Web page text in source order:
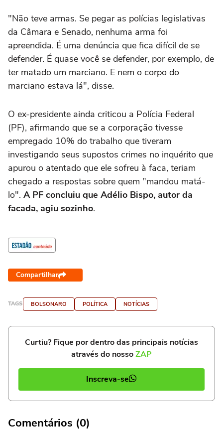
"Não teve armas. Se pegar as polícias legislativas
da Câmara e Senado, nenhuma arma foi
apreendida. É uma denúncia que fica difícil de se
defender. É quase você se defender, por exemplo, de
ter matado um marciano. E nem o corpo do
marciano estava lá", disse.
O ex-presidente ainda criticou a Polícia Federal
(PF), afirmando que se a corporação tivesse
empregado 10% do trabalho que tiveram
investigando seus supostos crimes no inquérito que
apurou o atentado que ele sofreu à faca, teriam
chegado a respostas sobre quem "mandou matá-
lo". A PF concluiu que Adélio Bispo, autor da
facada, agiu sozinho.
Compartilhar
TAGS BOLSONARO POLÍTICA NOTÍCIAS
Curtiu? Fique por dentro das principais notícias
através do nossoZAP
Inscreva-se
Comentários (0)